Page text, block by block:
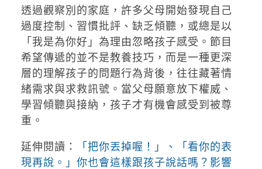
透過觀察別的家庭，許多父母開始發現自己
過度控制、習慣批評、缺乏傾聽，或總是以
「我是為你好」為理由忽略孩子感受。節目
希望傳遞的並不是教養技巧，而是一種更深
層的理解孩子的問題行為背後，往往藏著情
緒需求與求救訊號。當父母願意放下權威、
學習傾聽與接納，孩子才有機會感受到被尊
重。
延伸閱讀：
「把你丟掉喔！」、「看你的表
現再說。」你也會這樣跟孩子說話嗎？影響